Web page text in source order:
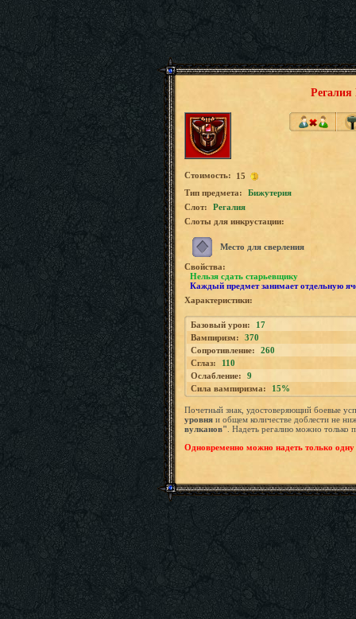
Стоимость:
15
Tип предмета:
Бижутерия
Слот:
Регалия
Слоты для инкрустации:
Место для сверления
Свойства:
Нельзя сдать старьевщику
Каждый предмет занимает отдельную
Характеристики:
Базовый урон:
17
Вампиризм:
370
Сопротивление:
260
Сглаз:
110
Ослабление:
9
Сила вампиризма:
15%
Почетный знак, удостоверяющий боевые
уровняи общем количестве доблести не
вулканов" . Надеть регалию можно только
Одновременно можно надеть только одну